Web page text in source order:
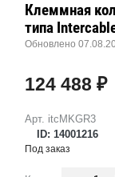
Арт. itcMKGR3
ID: 14001216
Клеммная
типа
Обновлено
124 488 ₽
Под заказ